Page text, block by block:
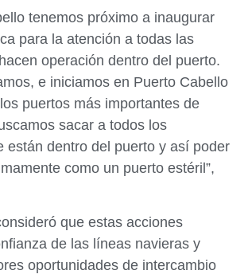
tenemos próximo a inaugurar
para la atención a todas las
operación dentro del puerto.
e iniciamos en Puerto Cabello
puertos más importantes de
sacar a todos los
están dentro del puerto y así poder
como un puerto estéril”,
que estas acciones
de las líneas navieras y
oportunidades de intercambio